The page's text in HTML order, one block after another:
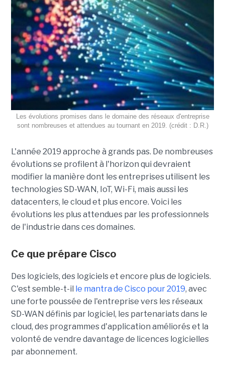
Les évolutions promises dans le domaine des réseaux d'entreprise
sont nombreuses et attendues au tournant en 2019. (crédit : D.R.)
L'année 2019 approche à grands pas. De nombreuses
évolutions se profilent à l'horizon qui devraient
modifier la manière dont les entreprises utilisent les
technologies SD-WAN, IoT, Wi-Fi, mais aussi les
datacenters, le cloud et plus encore. Voici les
évolutions les plus attendues par les professionnels
de l'industrie dans ces domaines.
Ce que prépare Cisco
Des logiciels, des logiciels et encore plus de logiciels.
C'est semble-t-il
le mantra de Cisco pour 2019, avec
une forte poussée de l'entreprise vers les réseaux
SD-WAN définis par logiciel, les partenariats dans le
cloud, des programmes d'application améliorés et la
volonté de vendre davantage de licences logicielles
par abonnement.